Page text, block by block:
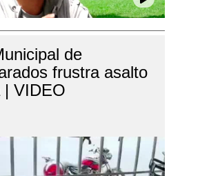
de
frustra asalto
| VIDEO